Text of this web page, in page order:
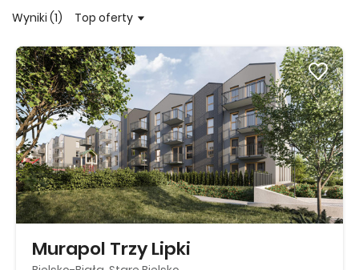
Wyniki (1) Top oferty
Murapol Trzy Lipki